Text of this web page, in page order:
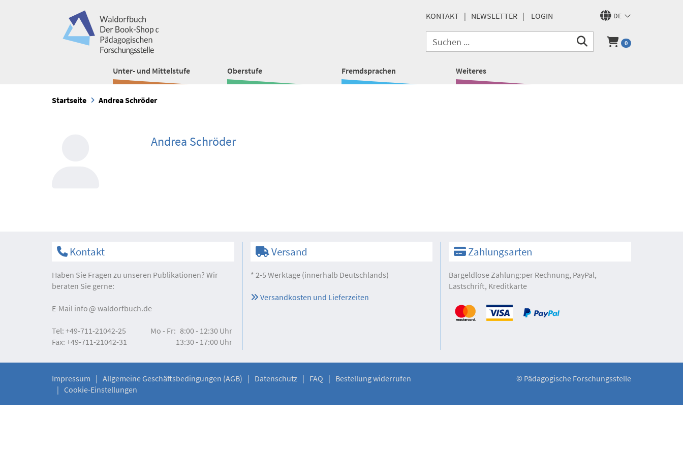
DE
KONTAKT NEWSLETTER LOGIN
0
Unter- und Mittelstufe Oberstufe Fremdsprachen Weiteres
Startseite Andrea Schröder
Andrea Schröder
Kontakt
Haben Sie Fragen zu unseren Publikationen? Wir
beraten Sie gerne:
E-Mail info waldorfbuch.de
Tel: +49-711-21042-25
Fax: +49-711-21042-31
Mo - Fr: 8:00 - 12:30 Uhr
13:30 - 17:00 Uhr
Versand
* 2-5 Werktage (innerhalb Deutschlands)
Versandkosten und Lieferzeiten
Zahlungsarten
Bargeldlose Zahlung:per Rechnung, PayPal,
Lastschrift, Kreditkarte
Impressum Allgemeine Geschäftsbedingungen (AGB) Datenschutz FAQ
Bestellung widerrufen
Cookie-Einstellungen
© Pädagogische Forschungsstelle